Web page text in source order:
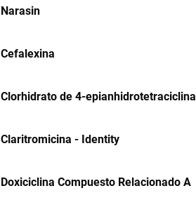
Narasin
Cefalexina
Clorhidrato de 4-epianhidrotetraciclina
Claritromicina - Identity
Doxiciclina Compuesto Relacionado A